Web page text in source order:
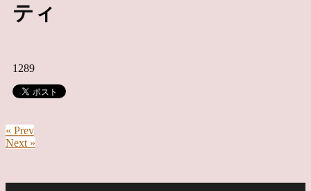
ティ
1289
« Prev
Next »